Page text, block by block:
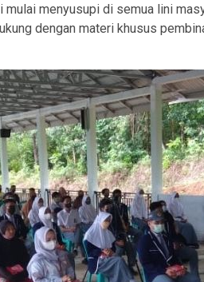
menyusupi di semua lini
dengan materi khusus